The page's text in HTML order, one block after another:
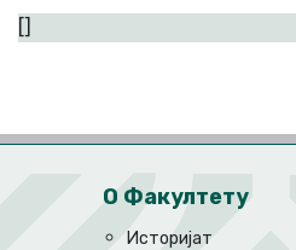
[]
О Факултету
Историјат